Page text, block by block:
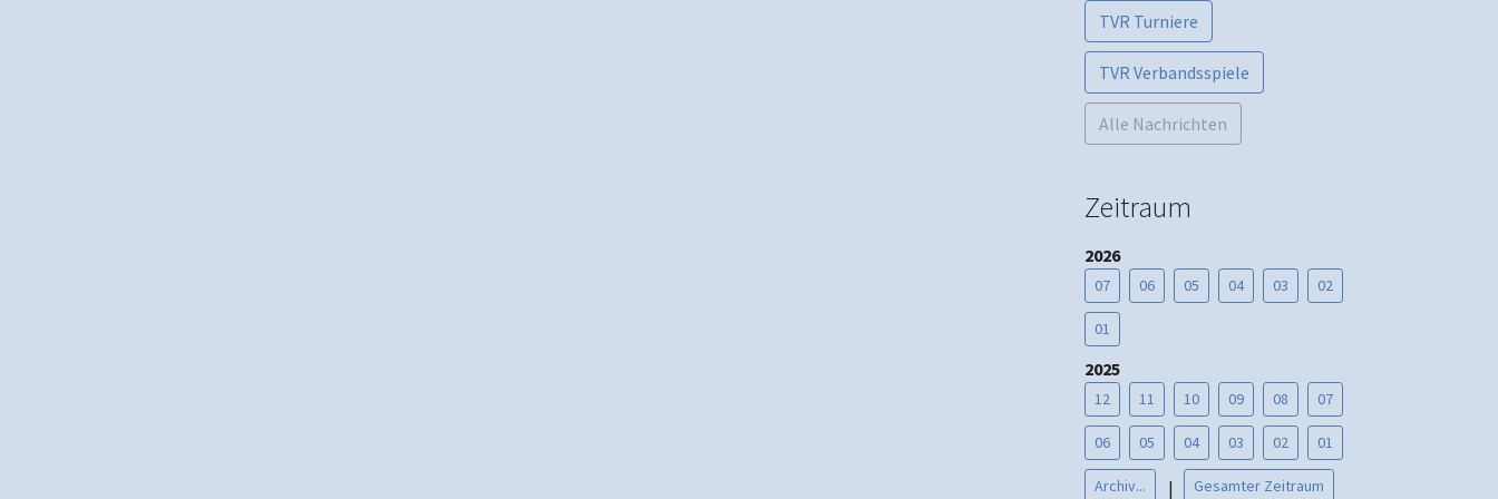
TVR Turniere
TVR Verbandsspiele
Alle Nachrichten
Zeitraum
2026
07 06 05 04 03 02
01
2025
12 11 10 09 08 07
06 05 04 03 02 01
Archiv... | Gesamter Zeitraum